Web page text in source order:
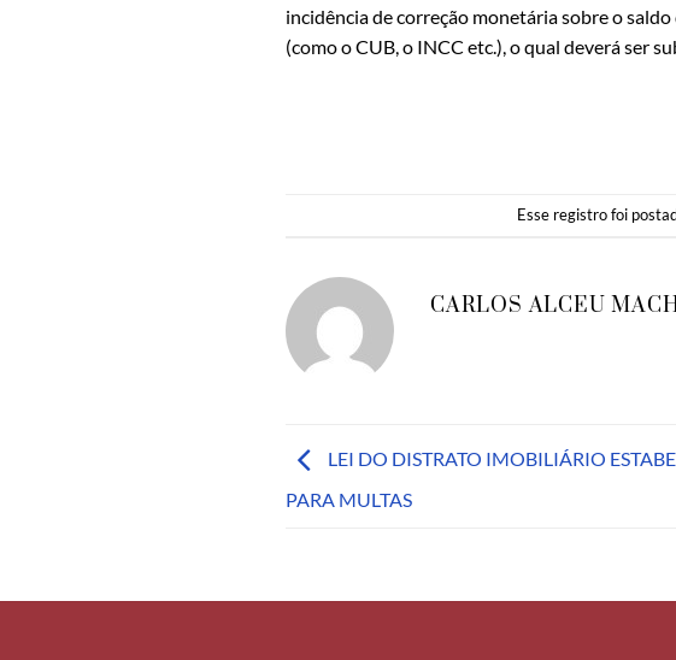
incidência de correção monetária sobre o
(como o CUB, o INCC etc.), o qual deverá ser
Esse registro foi
CARLOS ALCEU
LEI DO DISTRATO IMOBILIÁRIO
PARA MULTAS